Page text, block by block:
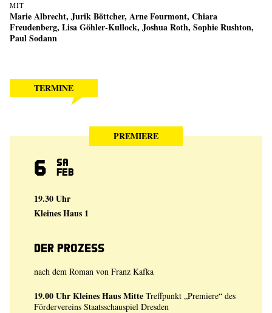
MIT
Marie Albrecht, Jurik Böttcher, Arne Fourmont, Chiara
Freudenberg, Lisa Göhler-Kullock, Joshua Roth, Sophie Rushton,
Paul Sodann
TERMINE
PREMIERE
6 Sa
Feb
19.30 Uhr
Kleines Haus 1
Der Prozess
nach dem Roman von Franz Kafka
19.00 UhrKleines Haus Mitte Treffpunkt „Premiere“ des
Fördervereins Staatsschauspiel Dresden